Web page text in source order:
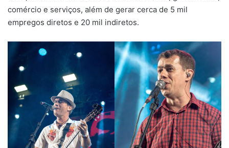
comércio e serviços, além de gerar cerca de 5 mil
empregos diretos e 20 mil indiretos.